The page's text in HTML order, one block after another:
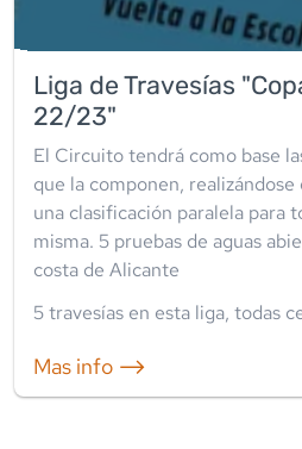
Liga de Travesías
22/23"
El Circuito tendrá como base
que la componen, realizándose
una clasificación paralela para
misma. 5 pruebas de aguas
costa de Alicante
5travesías en esta liga, todas
Mas info ⟶